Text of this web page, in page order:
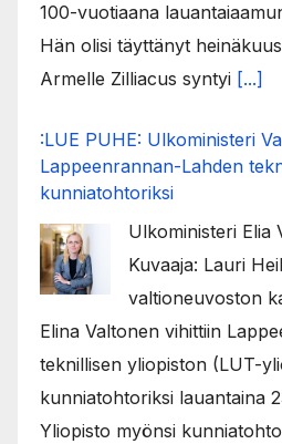
100-vuotiaana
Hän olisi täyttänyt
Armelle Zilliacus syntyi [...]
:LUE PUHE: Ulkoministeri
Lappeenrannan-Lahden
kunniatohtoriksi
Ulkoministeri Elia
Kuvaaja: Lauri
valtioneuvoston
Elina Valtonen vihittiin
teknillisen yliopiston (LUT-
kunniatohtoriksi lauantaina
Yliopisto myönsi